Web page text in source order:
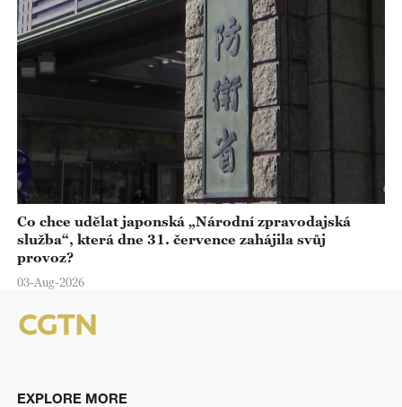
Co chce udělat japonská „Národní zpravodajská
služba“, která dne 31. července zahájila svůj
provoz?
03-Aug-2026
EXPLORE MORE